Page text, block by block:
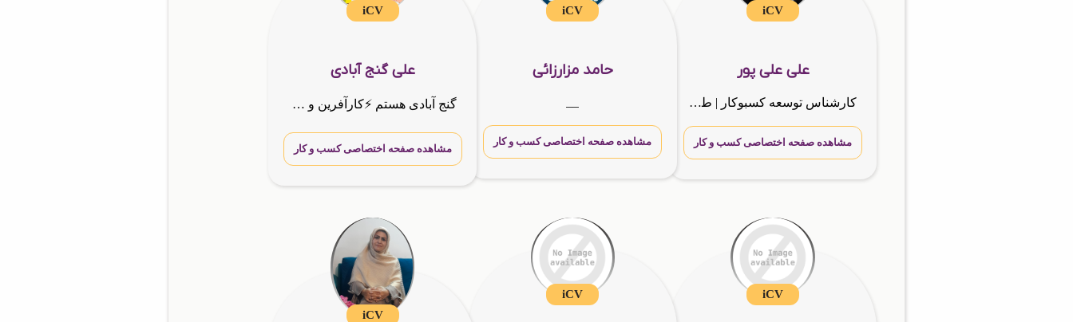
iCV
علی علی پور
کارشناس توسعه کسبوکار | طراح گرافیک
مشاهده صفحه اختصاصی کسب و کار
iCV
حامد مزارزائی
مشاهده صفحه اختصاصی کسب و کار
iCV
علی گنج آبادی
گنج آبادی هستم ⚡کارآفرین و مشاور⚡شرکت 𝙂 • 𝙏 • 𝙉 • 𝘼
مشاهده صفحه اختصاصی کسب و کار
iCV
iCV
iCV